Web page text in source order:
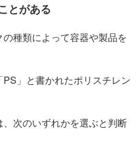
とがある
種類によって容器や製品を
」と書かれたポリスチレン
次のいずれかを選ぶと判断